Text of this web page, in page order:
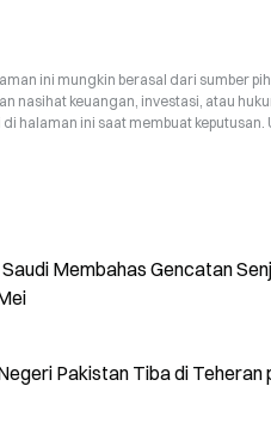
ini mungkin berasal dari sumber
nasihat keuangan, investasi, atau
halaman ini saat membuat keputusan.
Membahas Gencatan
Pakistan Tiba di Teheran